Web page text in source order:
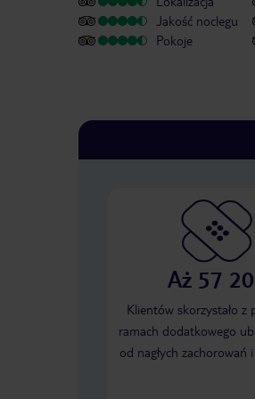
Jakość noclegu
Pokoje
Aż 57
Klientów skorzystało z
ramach dodatkowego
od nagłych zachorowań